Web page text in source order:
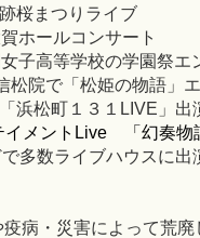
桜まつりライブ
ホールコンサート
子高等学校の学園祭エ
院で「松姫の物語」
浜松町１３１LIVE」出
メントLive 「幻奏物
多数ライブハウスに出
病・災害によって荒廃